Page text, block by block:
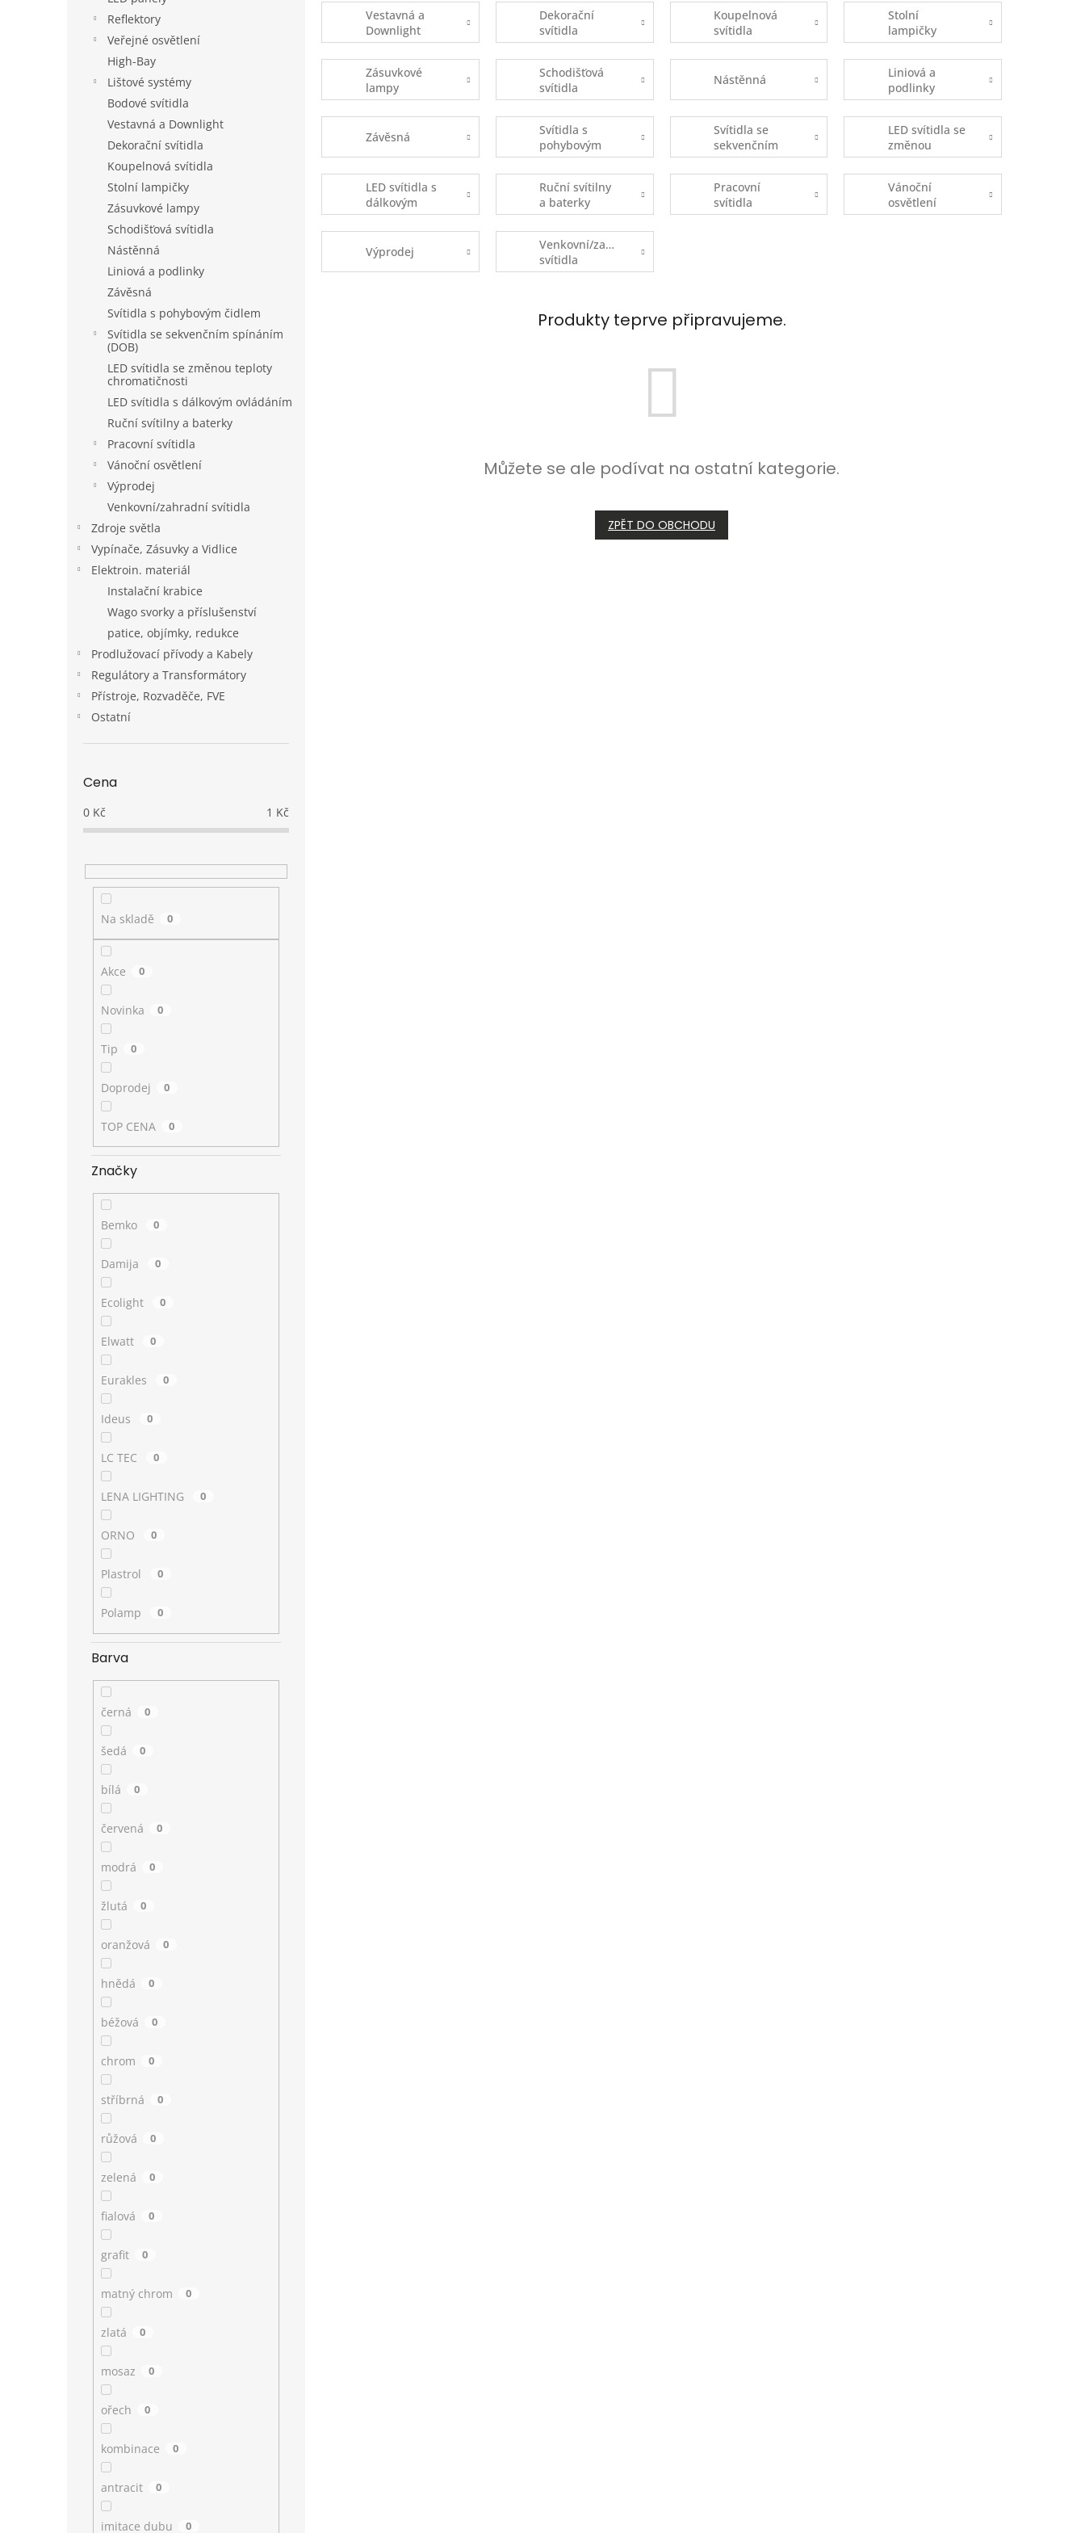
Reflektory
Veřejné osvětlení
High-Bay
Lištové systémy
Bodové svítidla
Vestavná a Downlight
Dekorační svítidla
Koupelnová svítidla
Stolní lampičky
Zásuvkové lampy
Schodišťová svítidla
Nástěnná
Liniová a podlinky
Závěsná
Svítidla s pohybovým čidlem
Svítidla se sekvenčním spínáním
(DOB)
LED svítidla se změnou teploty
chromatičnosti
LED svítidla s dálkovým ovládáním
Ruční svítilny a baterky
Pracovní svítidla
Vánoční osvětlení
Výprodej
Venkovní/zahradní svítidla
Zdroje světla
Vypínače, Zásuvky a Vidlice
Elektroin. materiál
Instalační krabice
Wago svorky a příslušenství
patice, objímky, redukce
Prodlužovací přívody a Kabely
Regulátory a Transformátory
Přístroje, Rozvaděče, FVE
Ostatní
Cena
0 Kč 1 Kč
Na skladě 0
Akce 0
Novinka 0
Tip 0
Doprodej 0
TOP CENA 0
Značky
Bemko 0
Damija 0
Ecolight 0
Elwatt 0
Eurakles 0
Ideus 0
LC TEC 0
LENA LIGHTING 0
ORNO 0
Plastrol 0
Polamp 0
Barva
černá 0
šedá 0
bílá 0
červená 0
modrá 0
žlutá 0
oranžová 0
hnědá 0
béžová 0
chrom 0
stříbrná 0
růžová 0
zelená 0
fialová 0
grafit 0
matný chrom 0
zlatá 0
mosaz 0
ořech 0
kombinace 0
antracit 0
imitace dubu 0
Vestavná a
Downlight
Dekorační
svítidla
Koupelnová
svítidla
Stolní
lampičky
Zásuvkové
lampy
Schodišťová
svítidla
Nástěnná
Liniová a
podlinky
Závěsná
Svítidla s
pohybovým
čidlem
Svítidla se
sekvenčním
spínáním
(DOB)
LED svítidla se
změnou
teploty
chromatičnosti
LED svítidla s
dálkovým
ovládáním
Ruční svítilny
a baterky
Pracovní
svítidla
Vánoční
osvětlení
Výprodej
Venkovní/zahradní
svítidla
Produkty teprve připravujeme.
Můžete se ale podívat na ostatní kategorie.
ZPĚT DO OBCHODU